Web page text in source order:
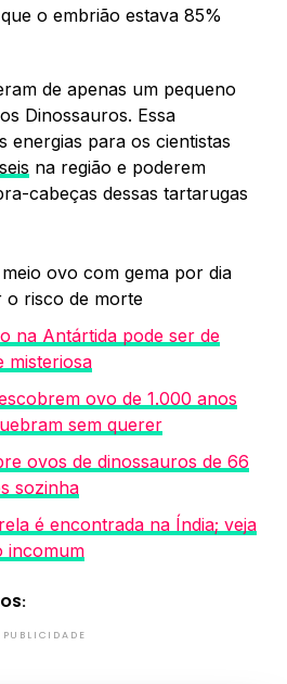
o embrião estava 85%
de apenas um pequeno
Dinossauros. Essa
energias para os cientistas
na região e poderem
cabeças dessas tartarugas
ovo com gema por dia
o risco de morte
na Antártida pode ser de
misteriosa
ovo de 1.000 anos
sem querer
ovos de dinossauros de 66
sozinha
é encontrada na Índia; veja
incomum
PUBLICIDADE